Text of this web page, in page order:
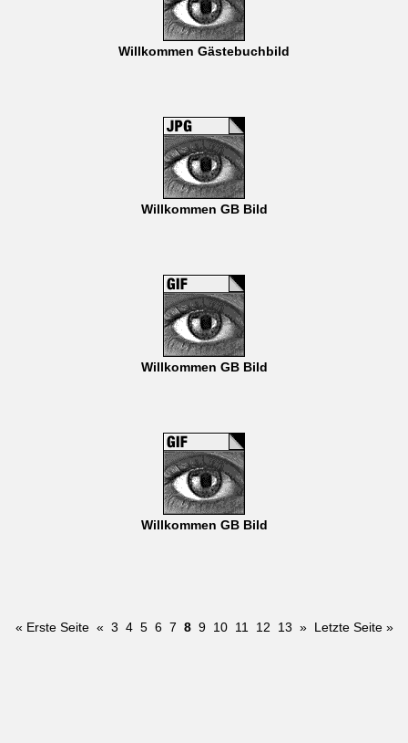
Willkommen Gästebuchbild
Willkommen GB Bild
Willkommen GB Bild
Willkommen GB Bild
« Erste Seite « 3 4 5 6 7 8 9 10 11 12 13 » Letzte Seite »